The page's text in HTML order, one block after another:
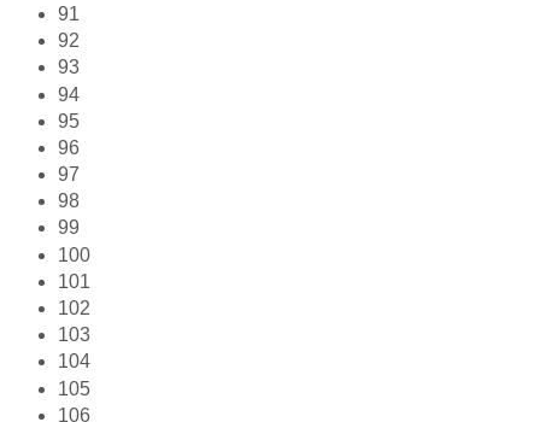
91
92
93
94
95
96
97
98
99
100
101
102
103
104
105
106